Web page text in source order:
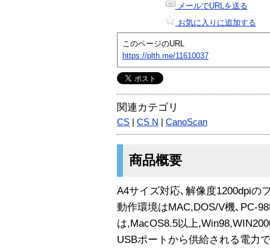
メールでURLを送る
お気に入りに追加する
このページのURL
https://plth.me/11610037
関連カテゴリ
CS CS N CanoScan
商品概要
A4サイズ対応､解像度1200dpiの
動作環境はMAC,DOS/V機､PC-
は,MacOS8.5以上
USBポートから供給される電力